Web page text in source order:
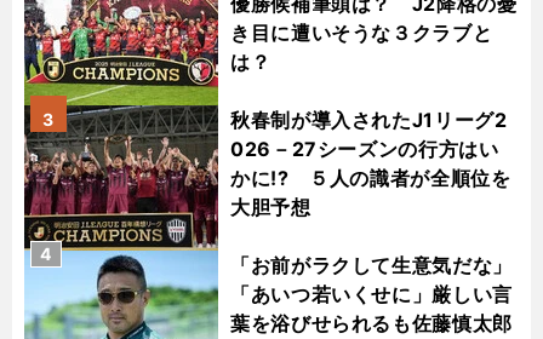
き目に遭いそうな３クラブと
は？
秋春制が導入されたJ1リーグ2
026－27シーズンの行方はい
かに!? ５人の識者が全順位を
大胆予想
3
「お前がラクして生意気だな」
「あいつ若いくせに」厳しい言
葉を浴びせられるも佐藤慎太郎
4